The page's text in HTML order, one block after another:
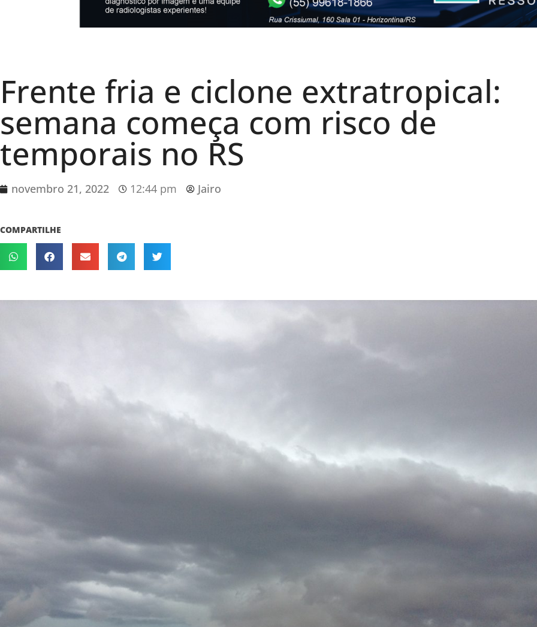
Frente fria e ciclone extratropical:
semana começa com risco de
temporais no RS
novembro 21, 2022 12:44 pm Jairo
COMPARTILHE